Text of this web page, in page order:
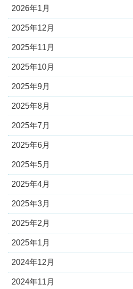
2026年1月
2025年12月
2025年11月
2025年10月
2025年9月
2025年8月
2025年7月
2025年6月
2025年5月
2025年4月
2025年3月
2025年2月
2025年1月
2024年12月
2024年11月